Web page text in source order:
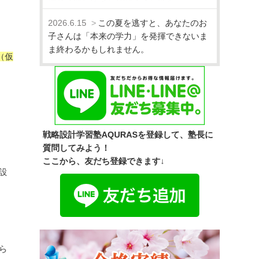
仮
2026.6.15
この夏を逃すと、あなたのお
子さんは「本来の学力」を発揮できないま
ま終わるかもしれません。
戦略設計学習塾AQURASを登録して、塾長に
質問してみよう！
ここから、友だち登録できます↓